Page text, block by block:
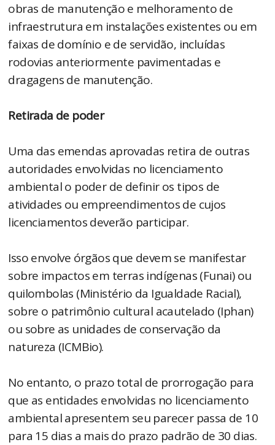
obras de manutenção e melhoramento de
infraestrutura em instalações existentes ou em
faixas de domínio e de servidão, incluídas
rodovias anteriormente pavimentadas e
dragagens de manutenção.
Retirada de poder
Uma das emendas aprovadas retira de outras
autoridades envolvidas no licenciamento
ambiental o poder de definir os tipos de
atividades ou empreendimentos de cujos
licenciamentos deverão participar.
Isso envolve órgãos que devem se manifestar
sobre impactos em terras indígenas (Funai) ou
quilombolas (Ministério da Igualdade Racial),
sobre o patrimônio cultural acautelado (Iphan)
ou sobre as unidades de conservação da
natureza (ICMBio).
No entanto, o prazo total de prorrogação para
que as entidades envolvidas no licenciamento
ambiental apresentem seu parecer passa de 10
para 15 dias a mais do prazo padrão de 30 dias.